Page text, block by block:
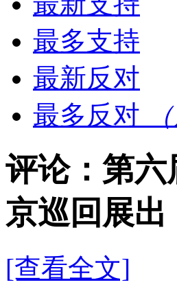
最多支持
最新反对
最多反对
评论：第
京巡回展出
[查看全文]